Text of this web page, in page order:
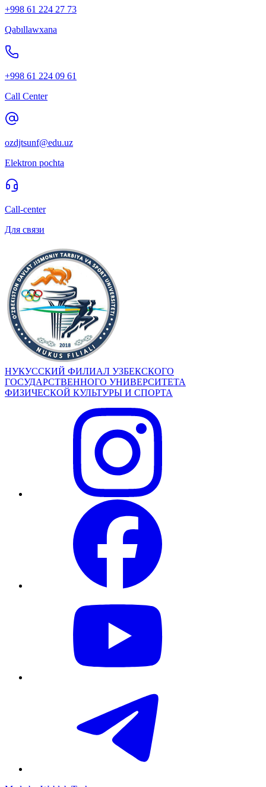
+998 61 224 27 73
Qabıllawxana
+998 61 224 09 61
Call Center
ozdjtsunf@edu.uz
Elektron pochta
Call-center
Для связи
НУКУССКИЙ ФИЛИАЛ УЗБЕКСКОГО
ГОСУДАРСТВЕННОГО УНИВЕРСИТЕТА
ФИЗИЧЕСКОЙ КУЛЬТУРЫ И СПОРТА